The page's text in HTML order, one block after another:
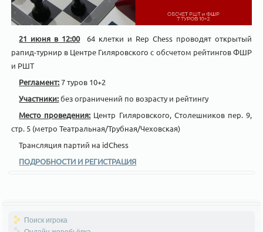
21 июня в 12:0064 клетки и Rep Chess проводят открытый
рапид-турнир в Центре Гиляровского с обсчетом рейтингов ФШР
и РШТ
Регламент:7 туров 10+2
Участники:без ограничений по возрасту и рейтингу
Место проведения: Центр Гиляровского, Столешников пер. 9,
стр. 5 (метро Театральная/Трубная/Чеховская)
Трансляция партий на idChess
ПОДРОБНОСТИ И РЕГИСТРАЦИЯ
Поиск игрока